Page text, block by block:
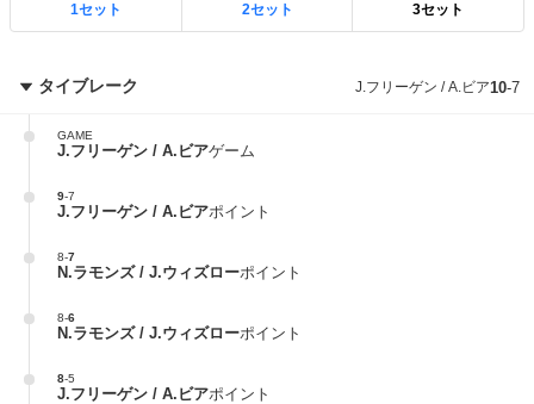
1セット 2セット 3セット
タイブレーク J.フリーゲン / A.ビア10-7
GAME
J.フリーゲン / A.ビアゲーム
9-7
J.フリーゲン / A.ビアポイント
8-7
N.ラモンズ / J.ウィズローポイント
8-6
N.ラモンズ / J.ウィズローポイント
8-5
J.フリーゲン / A.ビアポイント